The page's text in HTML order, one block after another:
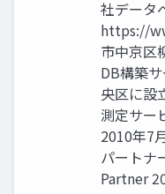
社データ
https://
市中京区
DB構築
央区に設
測定サー
2010年7
パートナ
Partner